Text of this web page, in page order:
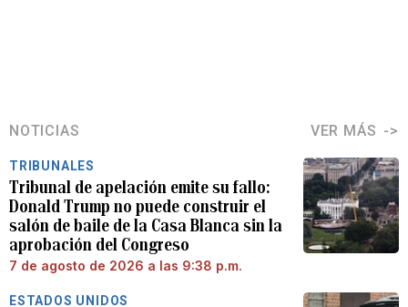
NOTICIAS VER MÁS
TRIBUNALES
Tribunal de apelación emite su fallo:
Donald Trump no puede construir el
salón de baile de la Casa Blanca sin la
aprobación del Congreso
7 de agosto de 2026 a las 9:38 p.m.
ESTADOS UNIDOS